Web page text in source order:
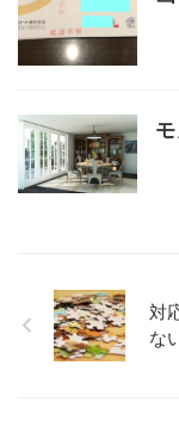
対
な